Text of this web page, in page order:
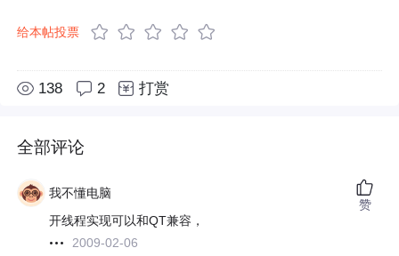
给本帖投票
138 2 打赏
全部评论
我不懂电脑
开线程实现可以和QT兼容，
2009-02-06
赞